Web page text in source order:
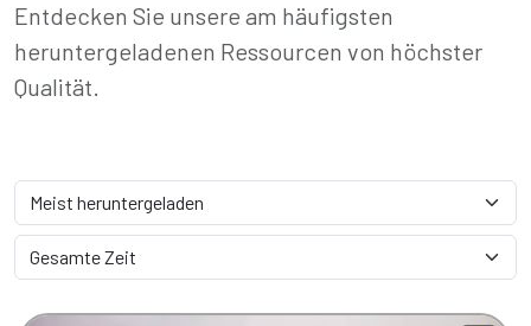
Entdecken Sie unsere am häufigsten
heruntergeladenen Ressourcen von höchster
Qualität.